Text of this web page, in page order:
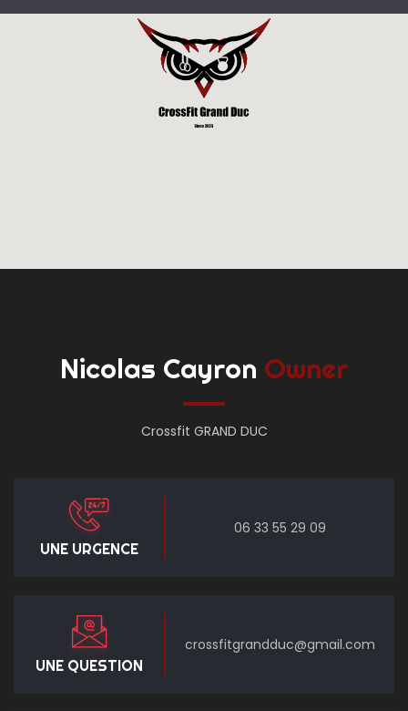
Nicolas Cayron Owner
Crossfit GRAND DUC
UNE URGENCE
06 33 55 29 09
UNE QUESTION
crossfitgrandduc@gmail.com